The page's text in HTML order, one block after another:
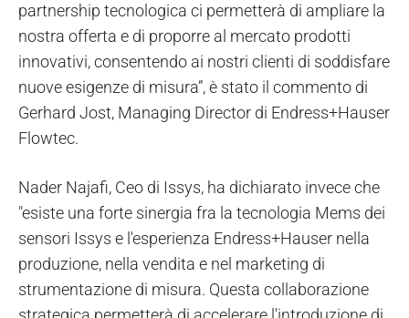
partnership tecnologica ci permetterà di ampliare la
nostra offerta e di proporre al mercato prodotti
innovativi, consentendo ai nostri clienti di soddisfare
nuove esigenze di misura”, è stato il commento di
Gerhard Jost, Managing Director di Endress+Hauser
Flowtec.
Nader Najafi, Ceo di Issys, ha dichiarato invece che
"esiste una forte sinergia fra la tecnologia Mems dei
sensori Issys e l'esperienza Endress+Hauser nella
produzione, nella vendita e nel marketing di
strumentazione di misura. Questa collaborazione